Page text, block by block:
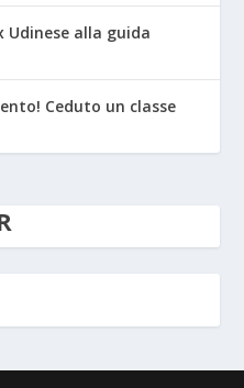
Udinese alla guida
Ceduto un classe